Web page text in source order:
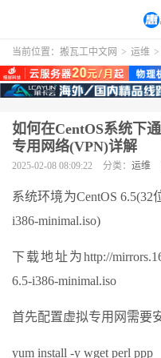
当前位置： 搬瓦工中文网 > 运维 >
如何在CentOS系统下
专用网络(VPN)详解
2025-02-08 08:09:22 分类： 运维
系统环境为CentOS 6.5(32
i386-minimal.iso)
下载地址为http://
6.5-i386-minimal.iso
首先配置虚拟专用网需要
yum install -y wget perl ppp